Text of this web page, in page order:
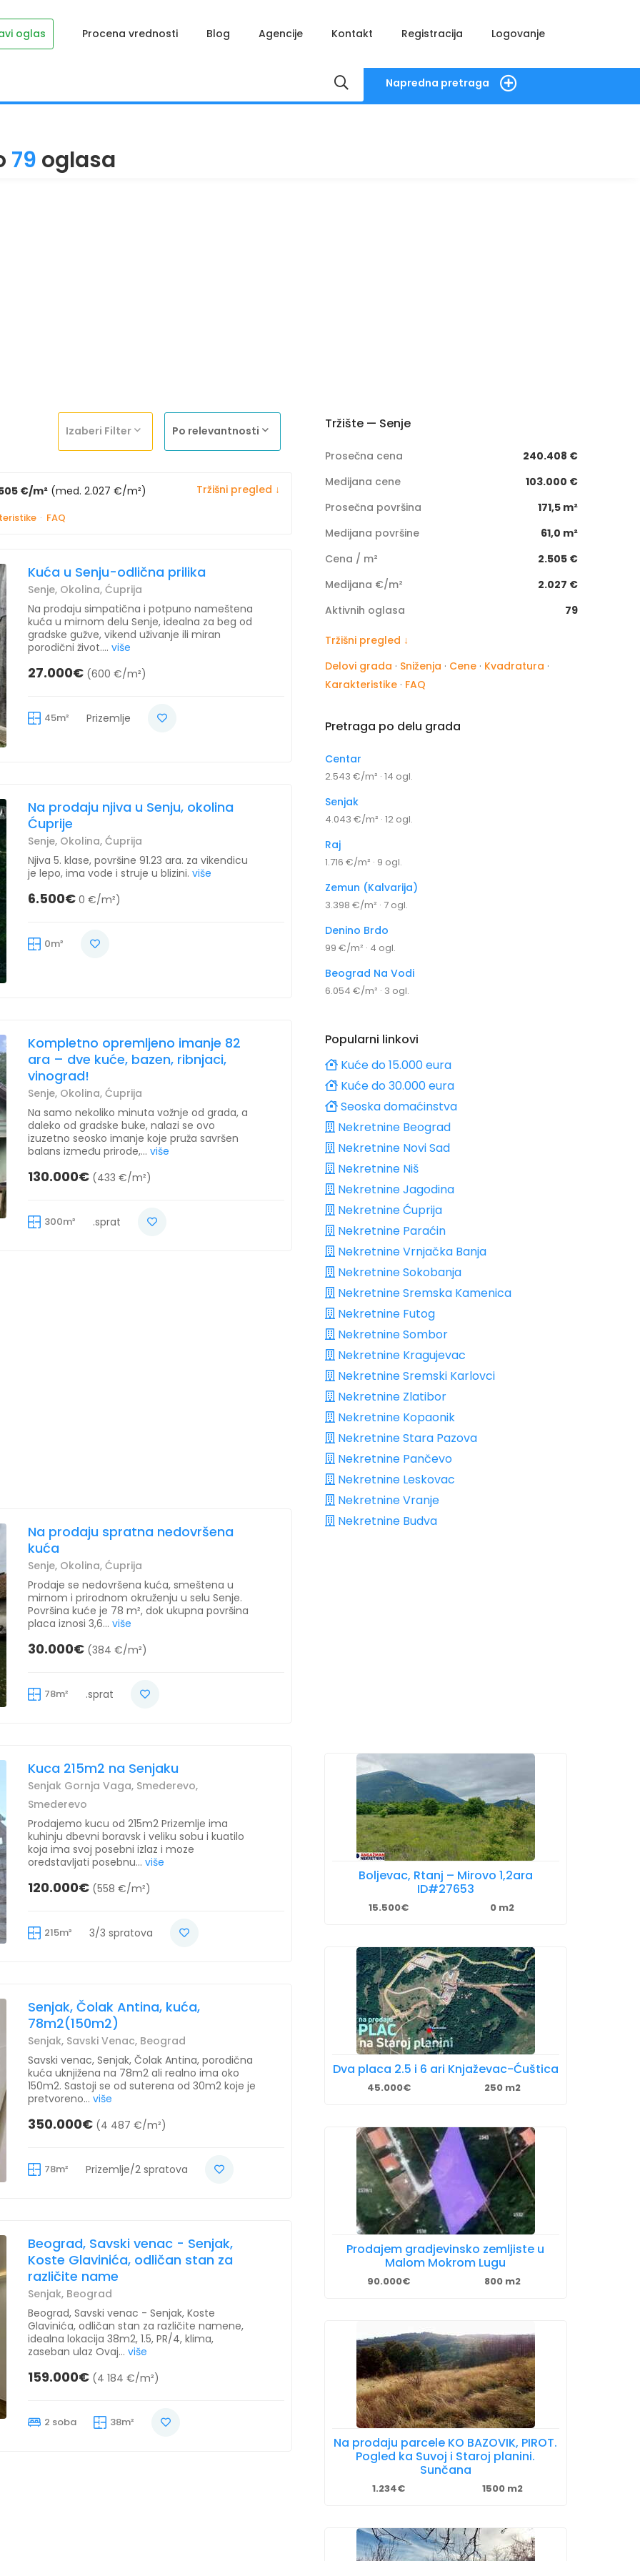
oglas Procena vrednosti Blog Agencije Kontakt Registracija Logovanje
Napredna pretraga
79 oglasa
Izaberi Filter Po relevantnosti
€/m² (med. 2.027 €/m²) Tržišni pregled ↓
· FAQ
Kuća u Senju-odlična prilika
Senje, Okolina, Ćuprija
Na prodaju simpatična i potpuno nameštena
kuća u mirnom delu Senje, idealna za beg od
gradske gužve, vikend uživanje ili miran
porodični život.... više
27.000€ (600 €/m²)
45m² Prizemlje
Na prodaju njiva u Senju, okolina
Ćuprije
Senje, Okolina, Ćuprija
Njiva 5. klase, površine 91.23 ara. za vikendicu
je lepo, ima vode i struje u blizini. više
6.500€ 0 €/m²)
0m²
Kompletno opremljeno imanje 82
ara – dve kuće, bazen, ribnjaci,
vinograd!
Senje, Okolina, Ćuprija
Na samo nekoliko minuta vožnje od grada, a
daleko od gradske buke, nalazi se ovo
izuzetno seosko imanje koje pruža savršen
balans između prirode,... više
130.000€ (433 €/m²)
300m² .sprat
Na prodaju spratna nedovršena
kuća
Senje, Okolina, Ćuprija
Prodaje se nedovršena kuća, smeštena u
mirnom i prirodnom okruženju u selu Senje.
Površina kuće je 78 m², dok ukupna površina
placa iznosi 3,6... više
30.000€ (384 €/m²)
78m² .sprat
Kuca 215m2 na Senjaku
Senjak Gornja Vaga, Smederevo,
Smederevo
Prodajemo kucu od 215m2 Prizemlje ima
kuhinju dbevni boravsk i veliku sobu i kuatilo
koja ima svoj posebni izlaz i moze
oredstavljati posebnu... više
120.000€ (558 €/m²)
215m² 3/3 spratova
Senjak, Čolak Antina, kuća,
78m2(150m2)
Senjak, Savski Venac, Beograd
Savski venac, Senjak, Čolak Antina, porodična
kuća uknjižena na 78m2 ali realno ima oko
150m2. Sastoji se od suterena od 30m2 koje je
pretvoreno... više
350.000€ (4 487 €/m²)
78m² Prizemlje/2 spratova
Beograd, Savski venac - Senjak,
Koste Glavinića, odličan stan za
različite name
Senjak, Beograd
Beograd, Savski venac - Senjak, Koste
Glavinića, odličan stan za različite namene,
idealna lokacija 38m2, 1.5, PR/4, klima,
zaseban ulaz Ovaj... više
159.000€ (4 184 €/m²)
2 soba 38m²
Tržište — Senje
Prosečna cena
240.408 €
Medijana cene
103.000 €
Prosečna površina
171,5 m²
Medijana površine
61,0 m²
Cena / m²
2.505 €
Medijana €/m²
2.027 €
Aktivnih oglasa
79
Tržišni pregled ↓
Delovi grada · Sniženja · Cene · Kvadratura ·
Karakteristike · FAQ
Pretraga po delu grada
Centar
2.543 €/m² · 14 ogl.
Senjak
4.043 €/m² · 12 ogl.
Raj
1.716 €/m² · 9 ogl.
Zemun (Kalvarija)
3.398 €/m² · 7 ogl.
Denino Brdo
99 €/m² · 4 ogl.
Beograd Na Vodi
6.054 €/m² · 3 ogl.
Popularni linkovi
Kuće do 15.000 eura
Kuće do 30.000 eura
Seoska domaćinstva
Nekretnine Beograd
Nekretnine Novi Sad
Nekretnine Niš
Nekretnine Jagodina
Nekretnine Ćuprija
Nekretnine Paraćin
Nekretnine Vrnjačka Banja
Nekretnine Sokobanja
Nekretnine Sremska Kamenica
Nekretnine Futog
Nekretnine Sombor
Nekretnine Kragujevac
Nekretnine Sremski Karlovci
Nekretnine Zlatibor
Nekretnine Kopaonik
Nekretnine Stara Pazova
Nekretnine Pančevo
Nekretnine Leskovac
Nekretnine Vranje
Nekretnine Budva
Boljevac, Rtanj – Mirovo 1,2ara
ID#27653
15.500€ 0 m2
Dva placa 2.5 i 6 ari Knjaževac-Ćuštica
45.000€ 250 m2
Prodajem gradjevinsko zemljiste u
Malom Mokrom Lugu
90.000€ 800 m2
Na prodaju parcele KO BAZOVIK, PIROT.
Pogled ka Suvoj i Staroj planini.
Sunčana
1.234€ 1500 m2